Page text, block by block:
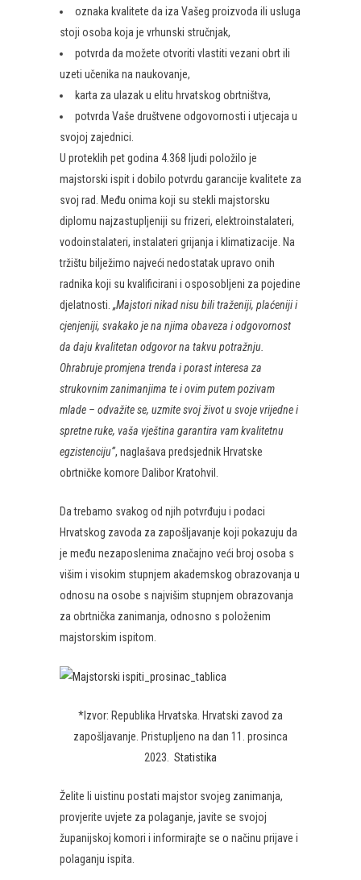
oznaka kvalitete da iza Vašeg proizvoda ili usluga
stoji osoba koja je vrhunski stručnjak,
potvrda da možete otvoriti vlastiti vezani obrt ili
uzeti učenika na naukovanje,
karta za ulazak u elitu hrvatskog obrtništva,
potvrda Vaše društvene odgovornosti i utjecaja u
svojoj zajednici.
U proteklih pet godina 4.368 ljudi položilo je
majstorski ispit i dobilo potvrdu garancije kvalitete za
svoj rad. Među onima koji su stekli majstorsku
diplomu najzastupljeniji su frizeri, elektroinstalateri,
vodoinstalateri, instalateri grijanja i klimatizacije. Na
tržištu bilježimo najveći nedostatak upravo onih
radnika koji su kvalificirani i osposobljeni za pojedine
djelatnosti. „Majstori nikad nisu bili traženiji, plaćeniji i
cjenjeniji, svakako je na njima obaveza i odgovornost
da daju kvalitetan odgovor na takvu potražnju.
Ohrabruje promjena trenda i porast interesa za
strukovnim zanimanjima te i ovim putem pozivam
mlade – odvažite se, uzmite svoj život u svoje vrijedne i
spretne ruke, vaša vještina garantira vam kvalitetnu
egzistenciju“, naglašava predsjednik Hrvatske
obrtničke komore Dalibor Kratohvil.
Da trebamo svakog od njih potvrđuju i podaci
Hrvatskog zavoda za zapošljavanje koji pokazuju da
je među nezaposlenima značajno veći broj osoba s
višim i visokim stupnjem akademskog obrazovanja u
odnosu na osobe s najvišim stupnjem obrazovanja
za obrtnička zanimanja, odnosno s položenim
majstorskim ispitom.
*Izvor: Republika Hrvatska. Hrvatski zavod za
zapošljavanje. Pristupljeno na dan 11. prosinca
2023. Statistika
Želite li uistinu postati majstor svojeg zanimanja,
provjerite uvjete za polaganje, javite se svojoj
županijskoj komori i informirajte se o načinu prijave i
polaganju ispita.